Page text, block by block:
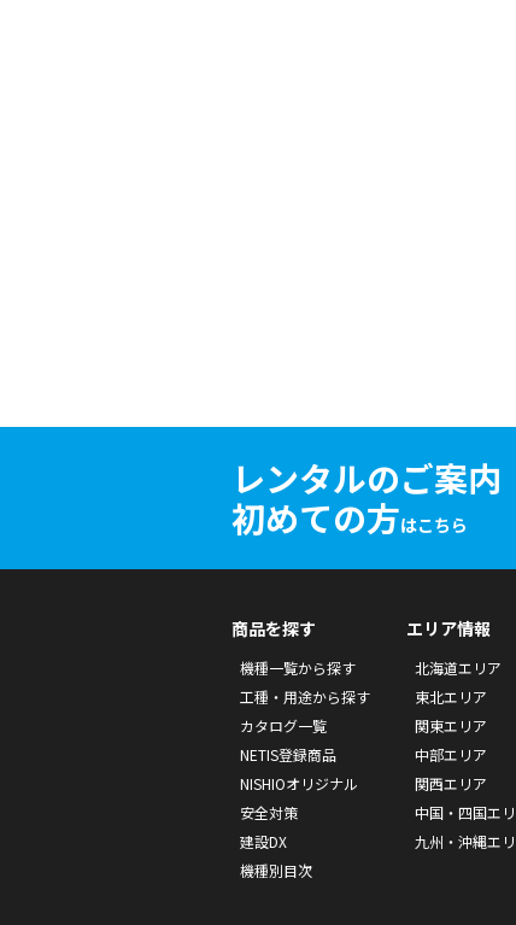
レンタルのご案内
初めての方はこちら
商品を探す
機種一覧から探す
工種・用途から探す
カタログ一覧
NETIS登録商品
NISHIOオリジナル
安全対策
建設DX
機種別目次
エリア情報
北海道エリア
東北エリア
関東エリア
中部エリア
関西エリア
中国・四国エ
九州・沖縄エ